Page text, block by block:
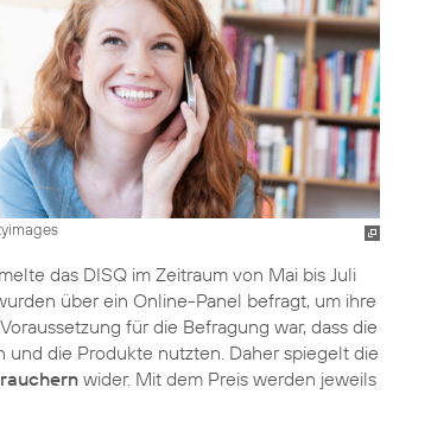
das DISQ im Zeitraum von Mai bis Juli
über ein Online-Panel befragt, um ihre
für die Befragung war, dass die
die Produkte nutzten. Daher spiegelt die
wider. Mit dem Preis werden jeweils